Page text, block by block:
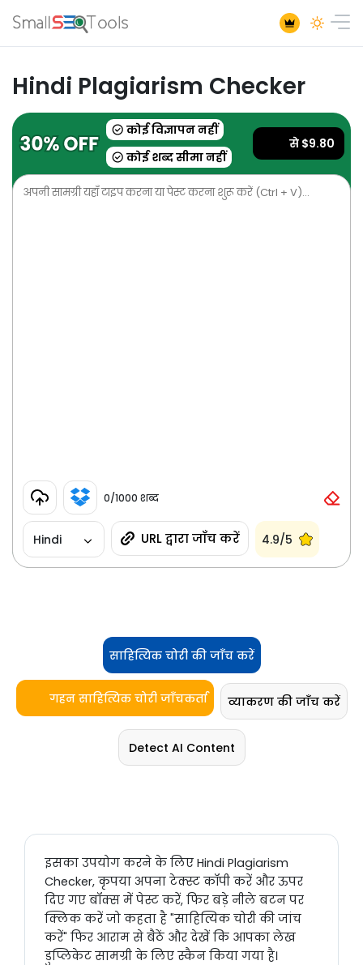
Hindi Plagiarism Checker
कोई विज्ञापन नहीं
कोई शब्द सीमा नहीं
से $9.80
0/1000 शब्द
Hindi URL द्वारा जाँच करें 4.9/5
साहित्यिक चोरी की जाँच करें
गहन साहित्यिक चोरी जाँचकर्ता व्याकरण की जाँच करें
Detect AI Content
इसका उपयोग करने के लिए Hindi Plagiarism
Checker, कृपया अपना टेक्स्ट कॉपी करें और ऊपर
दिए गए बॉक्स में पेस्ट करें, फिर बड़े नीले बटन पर
क्लिक करें जो कहता है "साहित्यिक चोरी की जांच
करें" फिर आराम से बैठें और देखें कि आपका लेख
डुप्लिकेट सामग्री के लिए स्कैन किया गया है।